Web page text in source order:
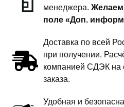
менеджера.
поле «Доп.
Доставка по всей
при получении.
компанией СДЭК на
заказа.
Удобная и